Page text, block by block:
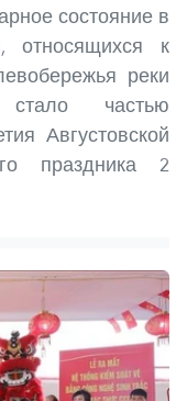
состояние в
относящихся к
реки
частью
Августовской
праздника 2